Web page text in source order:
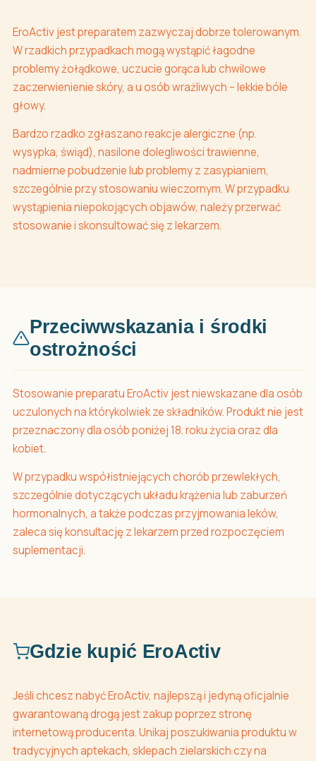
EroActiv jest preparatem zazwyczaj dobrze tolerowanym.
W rzadkich przypadkach mogą wystąpić łagodne
problemy żołądkowe, uczucie gorąca lub chwilowe
zaczerwienienie skóry, a u osób wrażliwych – lekkie bóle
głowy.
Bardzo rzadko zgłaszano reakcje alergiczne (np.
wysypka, świąd), nasilone dolegliwości trawienne,
nadmierne pobudzenie lub problemy z zasypianiem,
szczególnie przy stosowaniu wieczornym. W przypadku
wystąpienia niepokojących objawów, należy przerwać
stosowanie i skonsultować się z lekarzem.
Przeciwwskazania i środki
ostrożności
Stosowanie preparatu EroActiv jest niewskazane dla osób
uczulonych na którykolwiek ze składników. Produkt nie jest
przeznaczony dla osób poniżej 18. roku życia oraz dla
kobiet.
W przypadku współistniejących chorób przewlekłych,
szczególnie dotyczących układu krążenia lub zaburzeń
hormonalnych, a także podczas przyjmowania leków,
zaleca się konsultację z lekarzem przed rozpoczęciem
suplementacji.
Gdzie kupić EroActiv
Jeśli chcesz nabyć EroActiv, najlepszą i jedyną oficjalnie
gwarantowaną drogą jest zakup poprzez stronę
internetową producenta. Unikaj poszukiwania produktu w
tradycyjnych aptekach, sklepach zielarskich czy na